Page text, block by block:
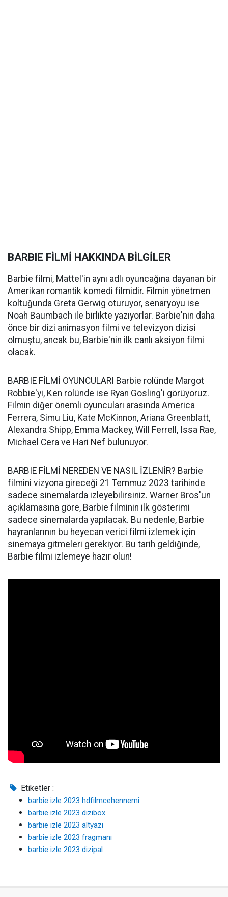
BARBIE FİLMİ HAKKINDA BİLGİLER
Barbie filmi, Mattel'in aynı adlı oyuncağına dayanan bir
Amerikan romantik komedi filmidir. Filmin yönetmen
koltuğunda Greta Gerwig oturuyor, senaryoyu ise
Noah Baumbach ile birlikte yazıyorlar. Barbie'nin daha
önce bir dizi animasyon filmi ve televizyon dizisi
olmuştu, ancak bu, Barbie'nin ilk canlı aksiyon filmi
olacak.
BARBIE FİLMİ OYUNCULARI Barbie rolünde Margot
Robbie'yi, Ken rolünde ise Ryan Gosling'i görüyoruz.
Filmin diğer önemli oyuncuları arasında America
Ferrera, Simu Liu, Kate McKinnon, Ariana Greenblatt,
Alexandra Shipp, Emma Mackey, Will Ferrell, Issa Rae,
Michael Cera ve Hari Nef bulunuyor.
BARBIE FİLMİ NEREDEN VE NASIL İZLENİR? Barbie
filmini vizyona gireceği 21 Temmuz 2023 tarihinde
sadece sinemalarda izleyebilirsiniz. Warner Bros'un
açıklamasına göre, Barbie filminin ilk gösterimi
sadece sinemalarda yapılacak. Bu nedenle, Barbie
hayranlarının bu heyecan verici filmi izlemek için
sinemaya gitmeleri gerekiyor. Bu tarih geldiğinde,
Barbie filmi izlemeye hazır olun!
Etiketler :
barbie izle 2023 hdfilmcehennemi
barbie izle 2023 dizibox
barbie izle 2023 altyazı
barbie izle 2023 fragmanı
barbie izle 2023 dizipal